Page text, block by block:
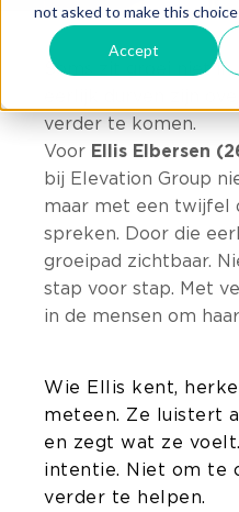
not asked to make this choice
Accept
Soms zit groei niet
eerlijk durven zijn
verder te komen.
Voor Ellis Elbersen
bij Elevation Group
maar met een twijfel
spreken. Door die
groeipad zichtbaar.
stap voor stap. Met
in de mensen om
Wie Ellis kent,
meteen. Ze luistert
en zegt wat ze
intentie. Niet om te
verder te helpen.